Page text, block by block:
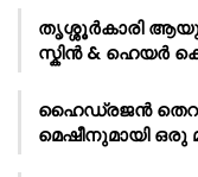
തൃശ്ശൂർകാരി
സ്കിൻ & ഹെയർ
ഹൈഡ്രജൻ
മെഷീനുമായി ഒരു